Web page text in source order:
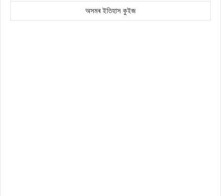
অসমৰ ইতিহাস কুইজ